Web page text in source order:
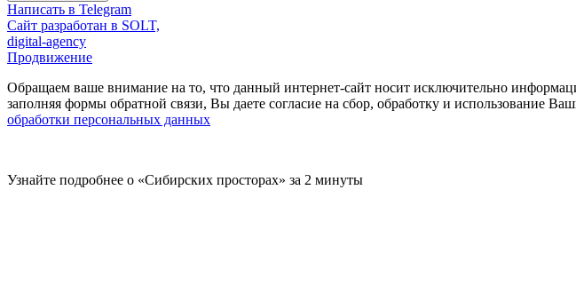
Написать в Telegram
Сайт разработан в SOLT,
digital-agency
Продвижение
Обращаем ваше внимание на то, что данный интернет-сайт носит исключительно
заполняя формы обратной связи, Вы даете согласие на сбор, обработку и использование
обработки персональных данных
Узнайте подробнее о «Сибирских просторах» за 2 минуты